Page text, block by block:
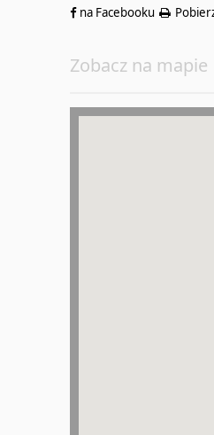
na Facebooku
Zobacz na mapie